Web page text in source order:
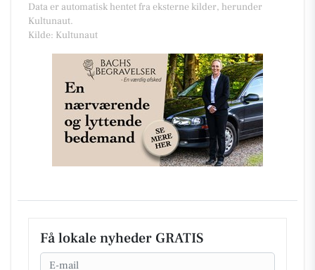
Data er automatisk hentet fra eksterne kilder, herunder
Kultunaut.
Kilde: Kultunaut
Få lokale nyheder GRATIS
Email